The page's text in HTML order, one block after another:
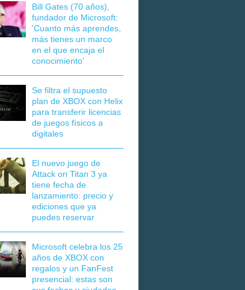
Bill Gates (70 años),
fundador de Microsoft:
'Cuanto más aprendes,
más tienes un marco
en el que encaja el
conocimiento'
Se filtra el supuesto
plan de XBOX con Helix
para transferir licencias
de juegos físicos a
digitales
El nuevo juego de
Attack on Titan 3 ya
tiene fecha de
lanzamiento: precio y
ediciones que ya
puedes reservar
Microsoft celebra los 25
años de XBOX con
regalos y un FanFest
presencial: estas son